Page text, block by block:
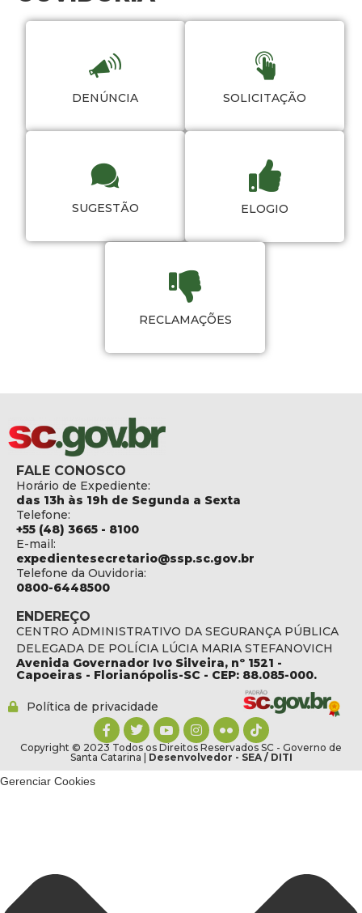
DENÚNCIA SOLICITAÇÃO
SUGESTÃO ELOGIO
RECLAMAÇÕES
FALE CONOSCO
Horário de Expediente:
das 13h às 19h de Segunda a Sexta
Telefone:
+55 (48) 3665 - 8100
E-mail:
expedientesecretario@ssp.sc.gov.br
Telefone da Ouvidoria:
0800-6448500
ENDEREÇO
CENTRO ADMINISTRATIVO DA SEGURANÇA PÚBLICA
DELEGADA DE POLÍCIA LÚCIA MARIA STEFANOVICH
Avenida Governador Ivo Silveira, nº 1521 -
Capoeiras - Florianópolis-SC - CEP: 88.085-000.
Política de privacidade
Copyright © 2023 Todos os Direitos Reservados SC - Governo de
Santa Catarina | Desenvolvedor - SEA / DITI
Gerenciar Cookies